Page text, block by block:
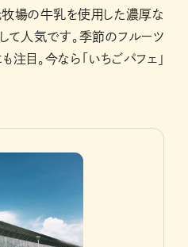
牧場の牛乳を使用した濃厚な
て人気です。季節のフルーツ
目。今なら「いちごパフェ」